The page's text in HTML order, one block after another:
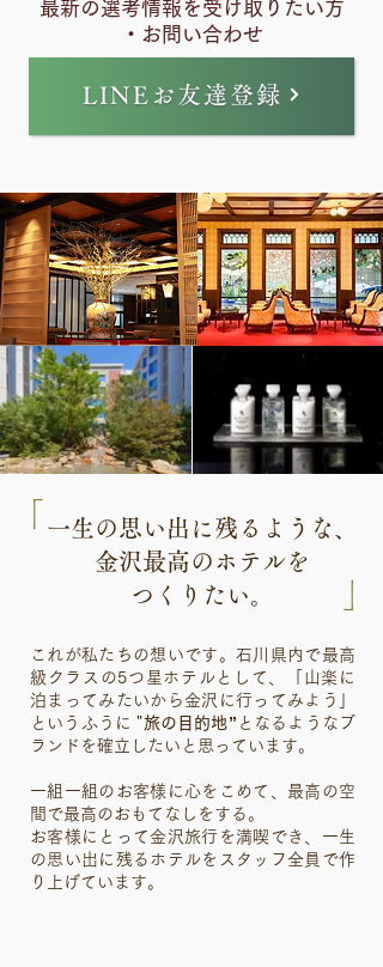
最新の選考情報を受け取りたい方
・ お問い合わせ
LINEお友達登録
一生の思い出に残るような、
金沢最高のホテルを
つくりたい。
​」
これが私たちの想いです。石川県内で最高
級クラスの5つ星ホテルとして、「山楽に
泊まってみたいから金沢に行ってみよう」
というふうに "旅の目的地” となるようなブ
ランドを確立したいと思っています。
一組一組のお客様に心をこめて、最高の空
間で最高のおもてなしをする。
お客様にとって金沢旅行を満喫でき、一生
の思い出に残るホテルをスタッフ全員で作
り上げています。